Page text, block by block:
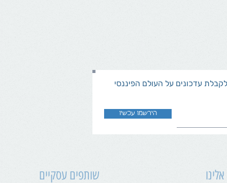
עדכונים על העולם הפיננסי
הירשמו עכשיו
שותפים עסקיים